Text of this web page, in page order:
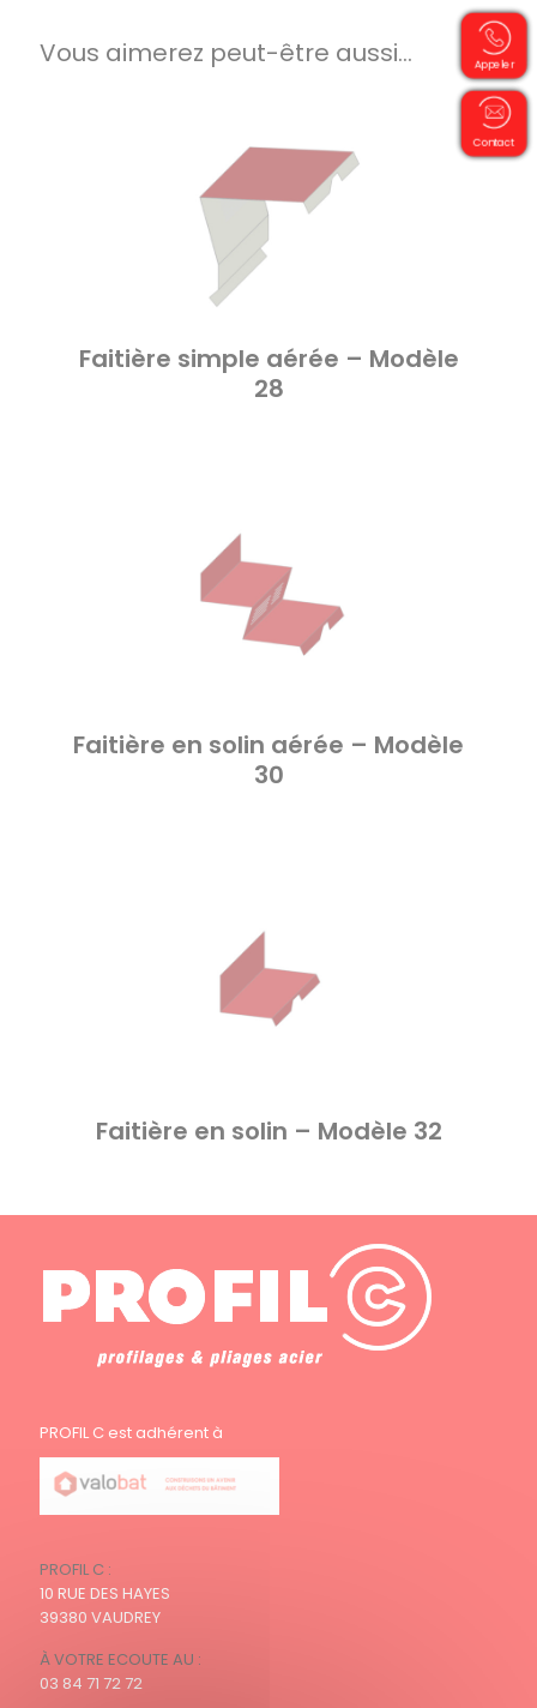
Vous aimerez peut-être aussi…
Faitière simple aérée – Modèle
28
Faitière en solin aérée – Modèle
30
Faitière en solin – Modèle 32
PROFIL C est adhérent à
PROFIL C :
10 RUE DES HAYES
39380 VAUDREY
À VOTRE ECOUTE AU :
03 84 71 72 72
Appeler
Contact